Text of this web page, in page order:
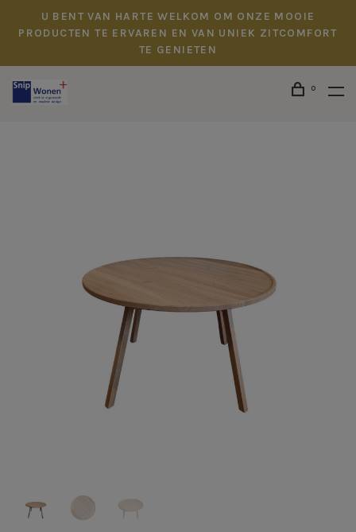
U BENT VAN HARTE WELKOM OM ONZE MOOIE
PRODUCTEN TE ERVAREN EN VAN UNIEK ZITCOMFORT
TE GENIETEN
0